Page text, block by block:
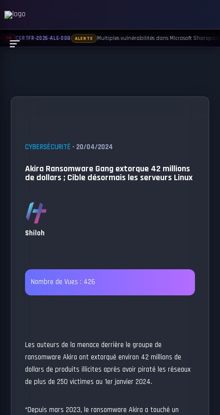
CYBERSÉCURITÉ - 20/04/2024
Akira Ransomware Gang extorque 42 millions
de dollars ; Cible désormais les serveurs Linux
Shiloh
Nombre de Vues : 426
Les auteurs de la menace derrière le groupe de
ransomware Akira ont extorqué environ 42 millions de
dollars de produits illicites après avoir piraté les réseaux
de plus de 250 victimes au 1er janvier 2024.
“Depuis mars 2023, le ransomware Akira a touché un
FR CERTFR-2026-ALE-008 ALERTE Multiples vulnérabilités dans Microsoft